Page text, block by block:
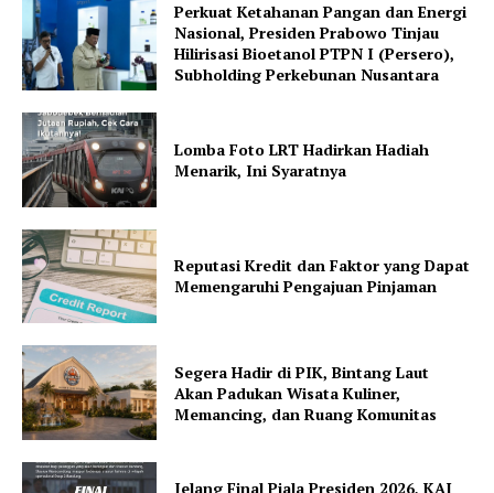
Perkuat Ketahanan Pangan dan Energi
Nasional, Presiden Prabowo Tinjau
Hilirisasi Bioetanol PTPN I (Persero),
Subholding Perkebunan Nusantara
Lomba Foto LRT Hadirkan Hadiah
Menarik, Ini Syaratnya
Reputasi Kredit dan Faktor yang Dapat
Memengaruhi Pengajuan Pinjaman
Segera Hadir di PIK, Bintang Laut
Akan Padukan Wisata Kuliner,
Memancing, dan Ruang Komunitas
Jelang Final Piala Presiden 2026, KAI